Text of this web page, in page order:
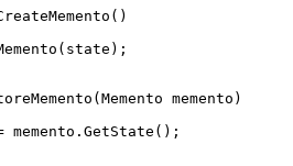
()
( Memento memento )